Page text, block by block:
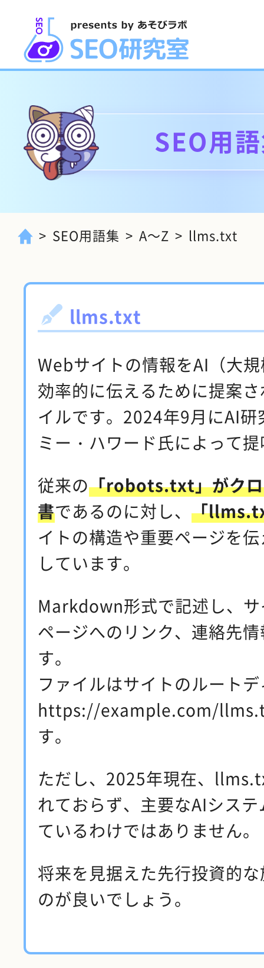
SEO用
SEO用語集 A～Z llms.txt
llms.txt
Webサイトの情報をAI（大
効率的に伝えるために提案
イルです。2024年9月にAI研
ミー・ハワード氏によって
従来の「robots.txt」がクロ
書であるのに対し、 「
イトの構造や重要ページを
しています。
Markdown形式で記述し、
ページへのリンク、連絡先
す。
ファイルはサイトのルート
https://example.com/
す。
ただし、2025年現在、
れておらず、主要なAIシス
ているわけではありません。
将来を見据えた先行投資的
のが良いでしょう。